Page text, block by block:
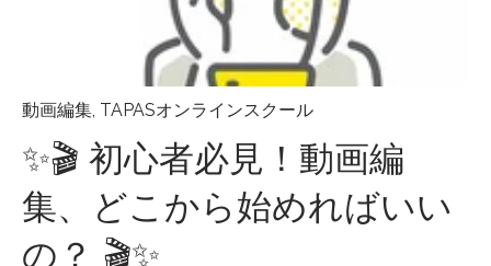
動画編集, TAPASオンラインスクール
✨🎬 初心者必見！動画編
集、どこから始めればいい
の？ 🎬✨